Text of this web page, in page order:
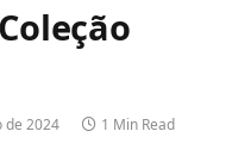
de 2024 1 Min Read